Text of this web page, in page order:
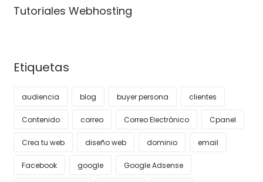
Tutoriales Webhosting
Etiquetas
audiencia blog buyer persona clientes
Contenido correo Correo Electrónico Cpanel
Crea tu web diseño web dominio email
Facebook google Google Adsense